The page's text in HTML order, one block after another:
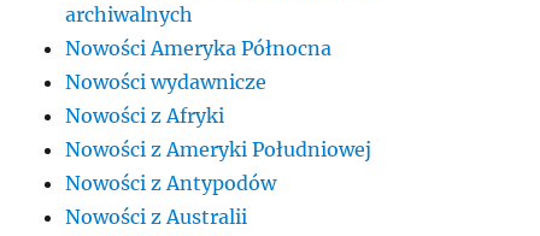
archiwalnych
Nowości Ameryka Północna
Nowości wydawnicze
Nowości z Afryki
Nowości z Ameryki Południowej
Nowości z Antypodów
Nowości z Australii